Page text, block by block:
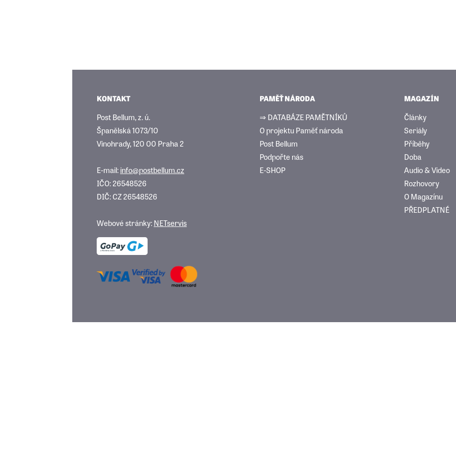
KONTAKT
Post Bellum, z. ú.
Španělská 1073/10
Vinohrady, 120 00 Praha 2
E-mail:info@postbellum.cz
IČO: 26548526
DIČ: CZ 26548526
Webové stránky:NETservis
PAMĚŤ NÁRODA
⇒ DATABÁZE PAMĚTNÍKŮ
O projektu Paměť národa
Post Bellum
Podpořte nás
E-SHOP
MAGAZÍN
Články
Seriály
Příběhy
Doba
Audio & Video
Rozhovory
O Magazínu
PŘEDPLATNÉ